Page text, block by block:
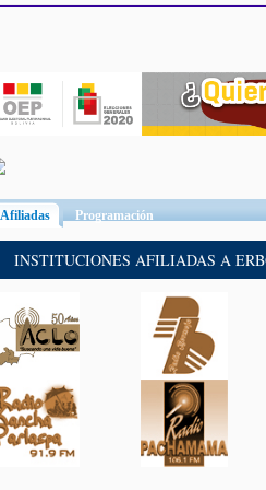
Afiliadas (solapa activa)
Programación
INSTITUCIONES AFILIADAS A